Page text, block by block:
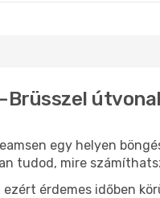
egy helyen
tudod, mire
érdemes időben